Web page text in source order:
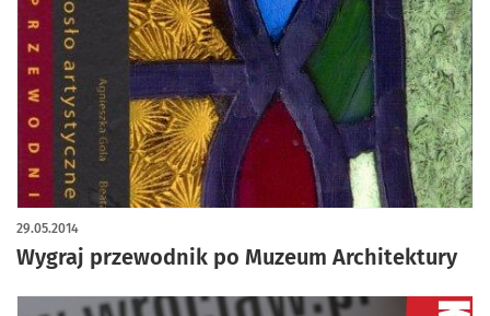
Wygraj przewodnik po Muzeum Architektury
29.05.2014